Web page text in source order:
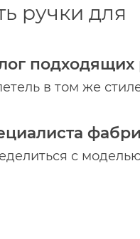
ручки для
подходящих
в том же
с